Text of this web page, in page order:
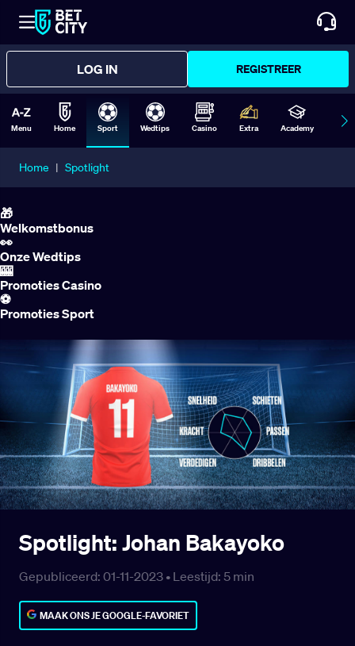
LOG IN REGISTREER
Menu Home Sport Wedtips Casino Extra Academy
Home | Spotlight
Spotlight: Johan Bakayoko
Gepubliceerd: 01-11-2023 • Leestijd: 5 min
MAAK ONS JE GOOGLE-FAVORIET